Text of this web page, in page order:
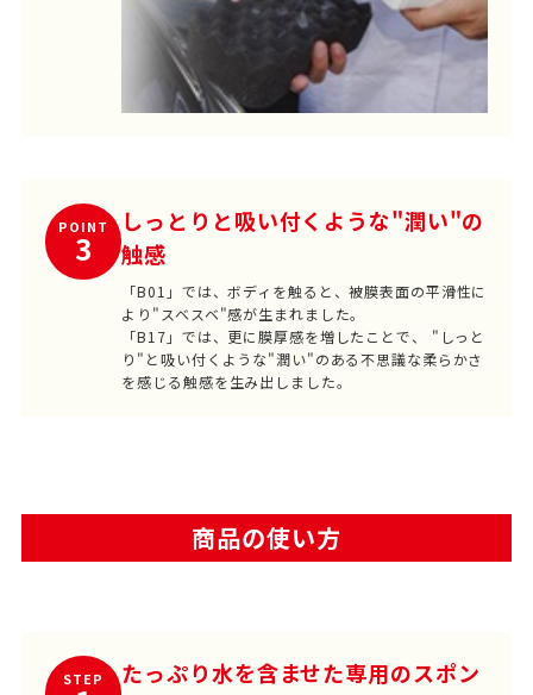
POINT
3
しっとりと吸い付くような"潤い"の
触感
「B01」では、ボディを触ると、被膜表面の平滑性に
より"スベスベ"感が生まれました。
「B17」では、更に膜厚感を増したことで、 "しっと
り"と吸い付くような"潤い"のある不思議な柔らかさ
を感じる触感を生み出しました。
商品の使い方
STEP
たっぷり水を含ませた専用のスポン